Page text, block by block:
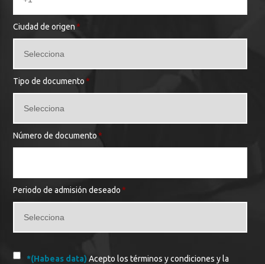
Ciudad de origen *
Tipo de documento *
Número de documento *
Periodo de admisión deseado *
*(Habeas data)Acepto los términos y condiciones y la